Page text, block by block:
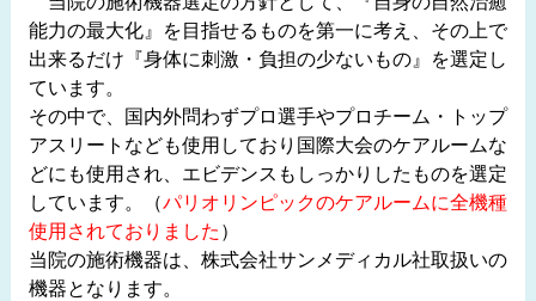
能力の最大化』を目指せるものを第一に考え、その上で
出来るだけ『身体に刺激・負担の少ないもの』を選定し
ています。
その中で、国内外問わずプロ選手やプロチーム・トップ
アスリートなども使用しており国際大会のケアルームな
どにも使用され、エビデンスもしっかりしたものを選定
しています。（パリオリンピックのケアルームに全機種
使用されておりました ）
当院の施術機器は、株式会社サンメディカル社取扱いの
機器となります。